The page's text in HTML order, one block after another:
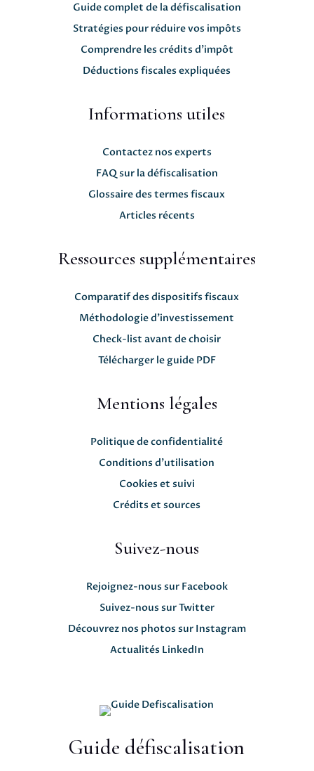
Guide complet de la défiscalisation
Stratégies pour réduire vos impôts
Comprendre les crédits d'impôt
Déductions fiscales expliquées
Informations utiles
Contactez nos experts
FAQ sur la défiscalisation
Glossaire des termes fiscaux
Articles récents
Ressources supplémentaires
Comparatif des dispositifs fiscaux
Méthodologie d'investissement
Check-list avant de choisir
Télécharger le guide PDF
Mentions légales
Politique de confidentialité
Conditions d'utilisation
Cookies et suivi
Crédits et sources
Suivez-nous
Rejoignez-nous sur Facebook
Suivez-nous sur Twitter
Découvrez nos photos sur Instagram
Actualités LinkedIn
Guide défiscalisation